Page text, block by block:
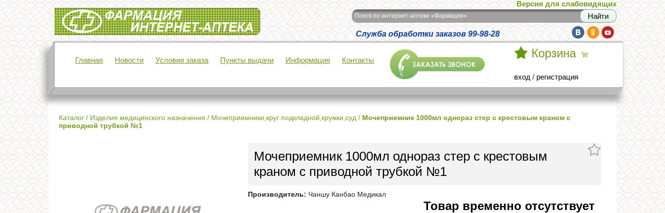
Интернет-аптека Фармация
Версия для слабовидящих
Поиск по интернет-аптеке «Фармация»
Служба обработки заказов 99-98-28
Главная Новости Условия заказа Пункты выдачи Информация Контакты
Корзина
вход / регистрация
Каталог / Изделия медицинского назначения / Мочеприемники,круг подкладной,кружки,суд / Мочеприемник 1000мл однораз стер с крестовым краном с
приводной трубкой №1
Мочеприемник 1000мл однораз стер с крестовым
краном с приводной трубкой №1
Производитель: Чаншу Канбао Медикал
Товар временно отсутствует